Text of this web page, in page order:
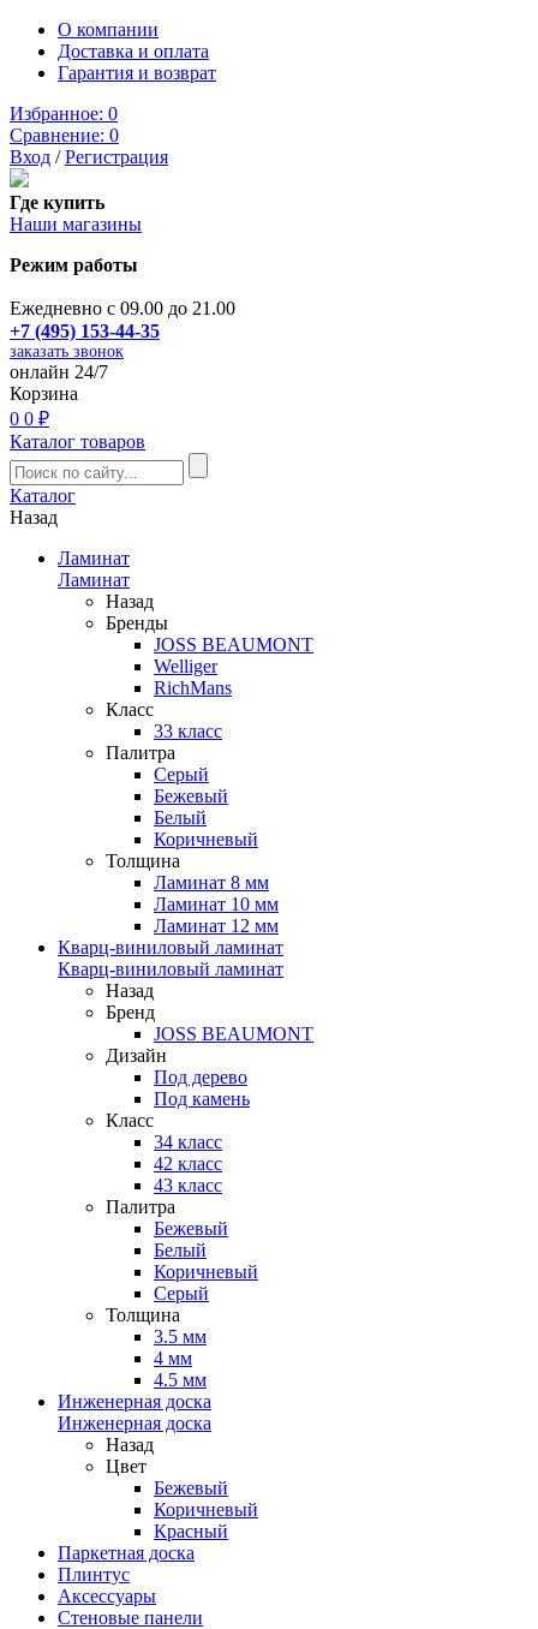
О компании
Доставка и оплата
Гарантия и возврат
Избранное: 0
Сравнение: 0
Вход /Регистрация
Где купить
Наши магазины
Режим работы
Ежедневно с 09.00 до 21.00
+7 (495) 153-44-35
заказать звонок
онлайн 24/7
Корзина
0 0 ₽
Каталог товаров
Каталог
Назад
Ламинат
Ламинат
Назад
Бренды
JOSS BEAUMONT
Welliger
RichMans
Класс
33 класс
Палитра
Серый
Бежевый
Белый
Коричневый
Толщина
Ламинат 8 мм
Ламинат 10 мм
Ламинат 12 мм
Кварц-виниловый ламинат
Кварц-виниловый ламинат
Назад
Бренд
JOSS BEAUMONT
Дизайн
Под дерево
Под камень
Класс
34 класс
42 класс
43 класс
Палитра
Бежевый
Белый
Коричневый
Серый
Толщина
3.5 мм
4 мм
4.5 мм
Инженерная доска
Инженерная доска
Назад
Цвет
Бежевый
Коричневый
Красный
Паркетная доска
Плинтус
Аксессуары
Стеновые панели